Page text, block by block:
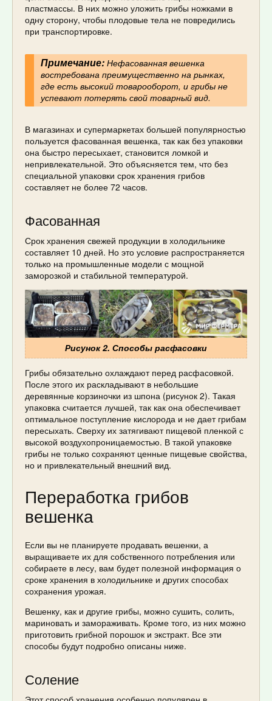
пластмассы. В них можно уложить грибы ножками в
одну сторону, чтобы плодовые тела не повредились
при транспортировке.
Примечание:Нефасованная вешенка
востребована преимущественно на рынках,
где есть высокий товарооборот, и грибы не
успевают потерять свой товарный вид.
В магазинах и супермаркетах большей популярностью
пользуется фасованная вешенка, так как без упаковки
она быстро пересыхает, становится ломкой и
непривлекательной. Это объясняется тем, что без
специальной упаковки срок хранения грибов
составляет не более 72 часов.
Фасованная
Срок хранения свежей продукции в холодильнике
составляет 10 дней. Но это условие распространяется
только на промышленные модели с мощной
заморозкой и стабильной температурой.
Рисунок 2. Способы расфасовки
Грибы обязательно охлаждают перед расфасовкой.
После этого их раскладывают в небольшие
деревянные корзиночки из шпона (рисунок 2). Такая
упаковка считается лучшей, так как она обеспечивает
оптимальное поступление кислорода и не дает грибам
пересыхать. Сверху их затягивают пищевой пленкой с
высокой воздухопроницаемостью. В такой упаковке
грибы не только сохраняют ценные пищевые свойства,
но и привлекательный внешний вид.
Переработка грибов
вешенка
Если вы не планируете продавать вешенки, а
выращиваете их для собственного потребления или
собираете в лесу, вам будет полезной информация о
сроке хранения в холодильнике и других способах
сохранения урожая.
Вешенку, как и другие грибы, можно сушить, солить,
мариновать и замораживать. Кроме того, из них можно
приготовить грибной порошок и экстракт. Все эти
способы будут подробно описаны ниже.
Соление